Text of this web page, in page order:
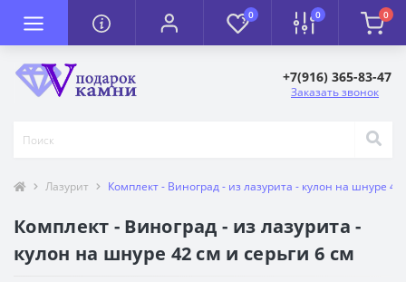
0 0 0
+7(916) 365-83-47
Заказать звонок
Лазурит Комплект - Виноград - из лазурита - кулон на шнуре
Комплект - Виноград - из лазурита -
кулон на шнуре 42 см и серьги 6 см